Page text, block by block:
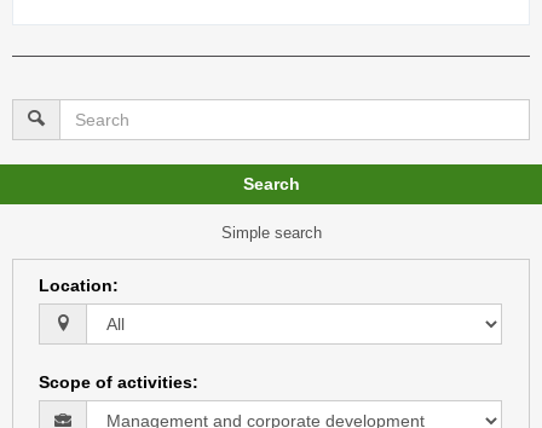
Search
Simple search
Location:
Scope of activities: